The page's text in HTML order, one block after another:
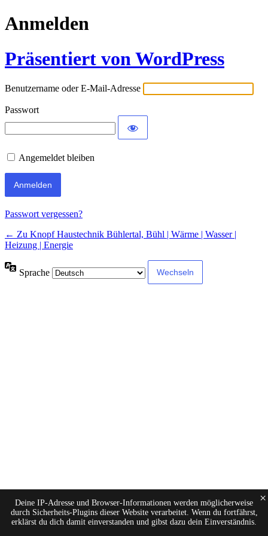
Anmelden
Präsentiert von WordPress
Benutzername oder E-Mail-Adresse
Passwort
Angemeldet bleiben
Passwort vergessen?
← Zu Knopf Haustechnik Bühlertal, Bühl | Wärme | Wasser |
Heizung | Energie
Sprache
Deine IP-Adresse und Browser-Informationen werden möglicherweise
durch Sicherheits-Plugins dieser Website verarbeitet. Wenn du fortfährst,
erklärst du dich damit einverstanden und gibst dazu dein Einverständnis.
×